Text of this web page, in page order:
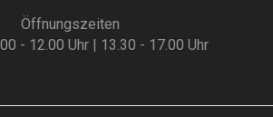
Öffnungszeiten
- 12.00 Uhr | 13.30 - 17.00 Uhr